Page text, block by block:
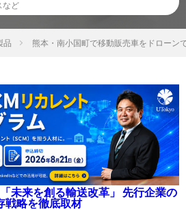
など
品 熊本・南小国町で移動販売車をドローン
未来を創る輸送改革」 先行企業の
戦略を徹底取材